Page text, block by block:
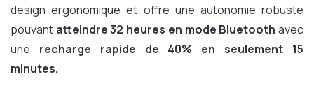
design ergonomique et offre une autonomie robuste
pouvant atteindre 32 heures en mode Bluetooth avec
une recharge rapide de 40% en seulement 15
minutes.